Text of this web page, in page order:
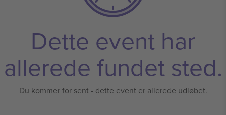
Dette event har
allerede fundet sted.
Du kommer for sent - dette event er allerede udløbet.